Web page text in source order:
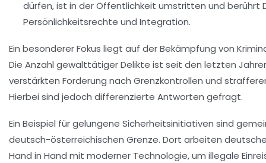
dürfen, ist in der Öffentlichkeit umstritten und berührt
Persönlichkeitsrechte und Integration.
Ein besonderer Fokus liegt auf der Bekämpfung von
Die Anzahl gewalttätiger Delikte ist seit den letzten
verstärkten Forderung nach Grenzkontrollen und
Hierbei sind jedoch differenzierte Antworten gefragt.
Ein Beispiel für gelungene Sicherheitsinitiativen sind
deutsch-österreichischen Grenze. Dort arbeiten
Hand in Hand mit moderner Technologie, um illegale